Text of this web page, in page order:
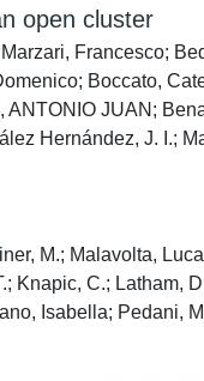
open cluster
Francesco;
Boccato,
ANTONIO JUAN;
Hernández, J. I.;
M.; Malavolta,
C.; Latham,
Isabella; Pedani,